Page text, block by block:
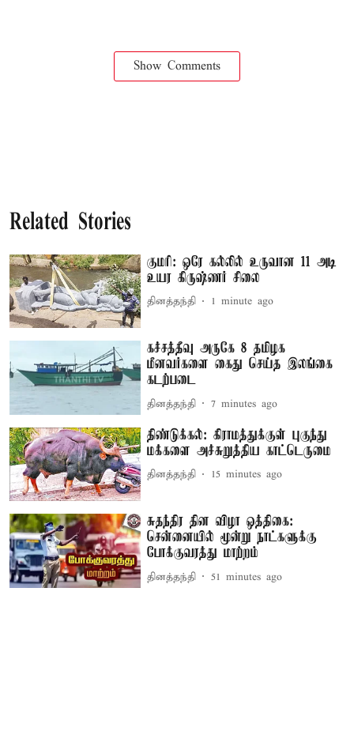
Show Comments
Related Stories
குமரி: ஒரே கல்லில் உருவான 11 அடி
உயர கிருஷ்ணர் சிலை
தினத்தந்தி 1 minute ago
கச்சத்தீவு அருகே 8 தமிழக
மீனவர்களை கைது செய்த இலங்கை
கடற்படை
தினத்தந்தி 7 minutes ago
திண்டுக்கல்: கிராமத்துக்குள் புகுந்து
மக்களை அச்சுறுத்திய காட்டெருமை
தினத்தந்தி 15 minutes ago
சுதந்திர தின விழா ஒத்திகை:
சென்னையில் மூன்று நாட்களுக்கு
போக்குவரத்து மாற்றம்
தினத்தந்தி 51 minutes ago